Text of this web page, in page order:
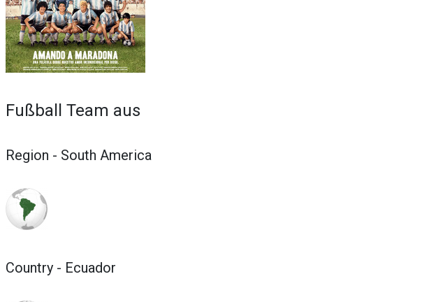
Fußball Team aus
Region - South America
Country - Ecuador